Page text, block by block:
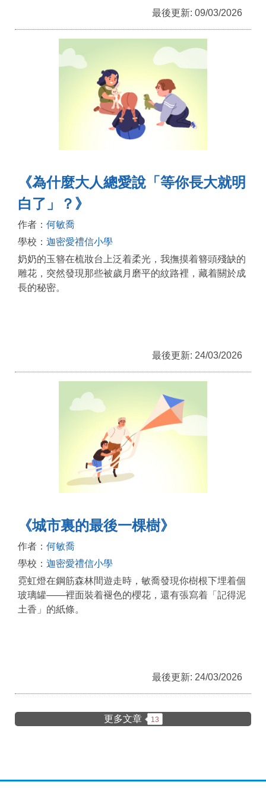
最後更新: 09/03/2026
《為什麼大人總愛說「等你長大就明
白了」？》
作者： 何敏喬
學校： 迦密愛禮信小學
奶奶的玉簪在梳妝台上泛着柔光，我撫摸着簪頭殘缺的
雕花，突然發現那些被歲月磨平的紋路裡，藏着關於成
長的秘密。
最後更新: 24/03/2026
《城市裏的最後一棵樹》
作者： 何敏喬
學校： 迦密愛禮信小學
霓虹燈在鋼筋森林間遊走時，敏喬發現你樹根下埋着個
玻璃罐——裡面裝着褪色的櫻花，還有張寫着「記得泥
土香」的紙條。
最後更新: 24/03/2026
更多文章 13